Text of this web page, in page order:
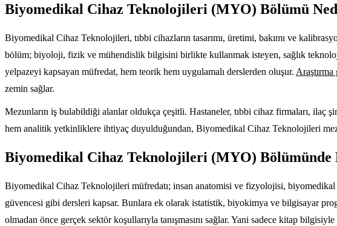
Biyomedikal Cihaz Teknolojileri (MYO) Bölümü
Biyomedikal Cihaz Teknolojileri, tıbbi cihazların tasarımı, üretimi, bakımı ve
bölüm; biyoloji, fizik ve mühendislik bilgisini birlikte kullanmak isteyen, sağlık
yelpazeyi kapsayan müfredat, hem teorik hem uygulamalı derslerden oluşur.
zemin sağlar.
Mezunların iş bulabildiği alanlar oldukça çeşitli. Hastaneler, tıbbi cihaz firmaları, ilaç
hem analitik yetkinliklere ihtiyaç duyulduğundan, Biyomedikal Cihaz Teknolojileri
Biyomedikal Cihaz Teknolojileri (MYO)
Biyomedikal Cihaz Teknolojileri müfredatı; insan anatomisi ve fizyolojisi,
güvencesi gibi dersleri kapsar. Bunlara ek olarak istatistik, biyokimya ve bilgisayar
olmadan önce gerçek sektör koşullarıyla tanışmasını sağlar. Yani sadece kitap